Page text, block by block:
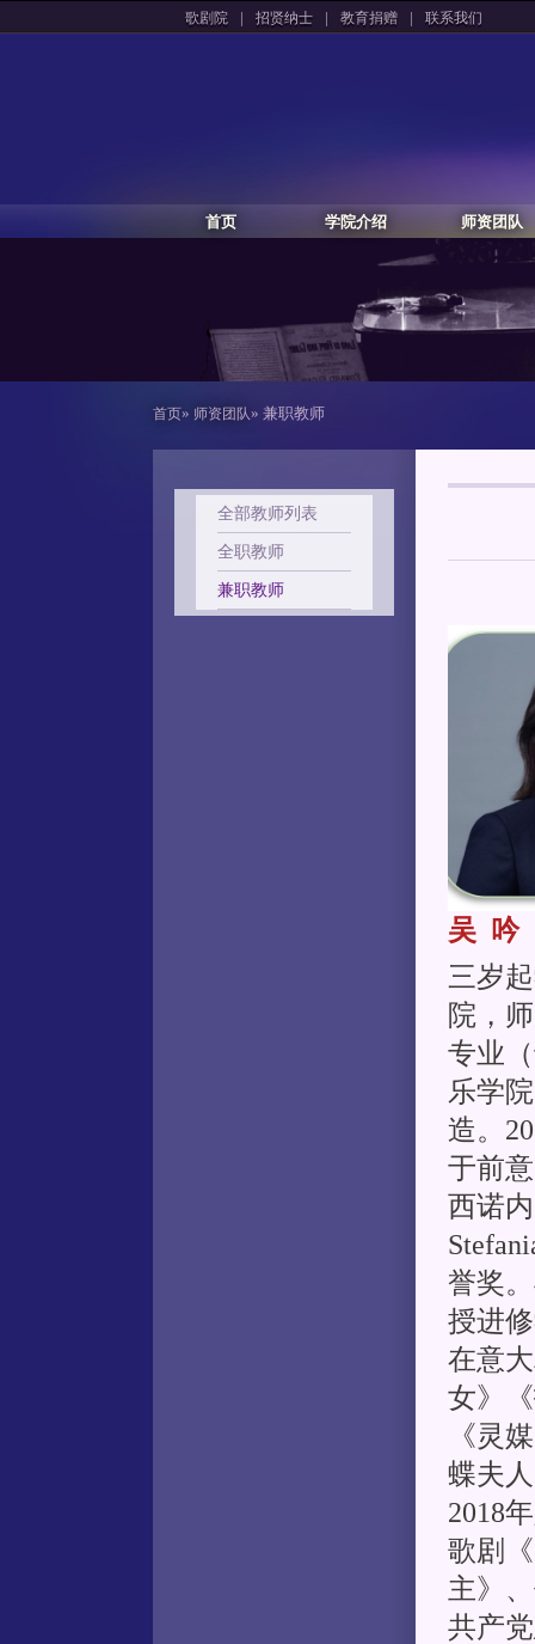
歌剧院 | 招贤纳士 | 教育捐赠 | 联系我们
首页 学院介绍 师资团队
首页» 师资团队» 兼职教师
全部教师列表
全职教师
兼职教师
吴 吟
三岁
院，
专业
乐学
造。
于前
西诺
誉奖
授进
在意
女》
《灵
蝶夫
2018
歌剧
主》
共产